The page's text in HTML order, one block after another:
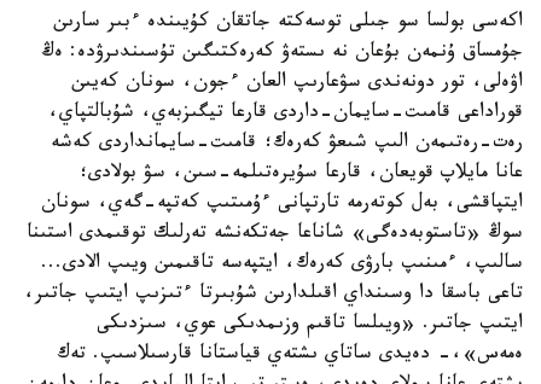
اكەسى بولسا سو جىلى توسەكتە جاتقان كۇيىندە ءبىر سارىن
جۇمساق ۇنمەن بۇعان نە ىستەۋ كەرەكتىگىن تۇسىندىرۋدە: ەڭ
اۋەلى، تور دونەندى سۋعارىپ العان ءجون، سونان كەيىن
قوراداعى قامىت-سايمان-داردى قارعا تيگىزبەي، شۇبالتپاي،
رەت-رەتىمەن الىپ شىعۋ كەرەك؛ قامىت-سايمانداردى كەشە
عانا مايلاپ قويعان، قارعا سۇيرەتىلمە-سىن، سۋ بولادى؛
ايتپاقشى، بەل كوتەرمە تارتپانى ءۇمىتىپ كەتپە-گەي، سونان
سوڭ «تاستوبەدەگى» شاناعا جەتكەنشە تەرلىك توقىمدى استىنا
سالىپ، ءمىنىپ بارۋى كەرەك، ايتپەسە تاقىمىن ويىپ الادى...
تاعى باسقا دا وسىنداي اقىلدارىن شۇبىرتا ءتىزىپ ايتىپ جاتىر،
ايتىپ جاتىر. «ويىلسا تاقىم وزىمدىكى عوي، سىزدىكى
ەمەس»،- دەيدى ساتاي ىشتەي قياستانا قارسىلاسىپ. تەك